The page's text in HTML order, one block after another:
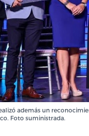
además un
Foto suministrada.